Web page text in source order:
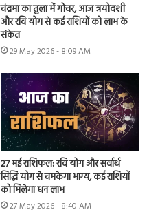
चंद्रमा का तुला में गोचर, आज त्रयोदशी
और रवि योग से कई राशियों को लाभ के
संकेत
29 May 2026 - 8:09 AM
27 मई राशिफल: रवि योग और सर्वार्थ
सिद्धि योग से चमकेगा भाग्य, कई राशियों
को मिलेगा धन लाभ
27 May 2026 - 8:40 AM